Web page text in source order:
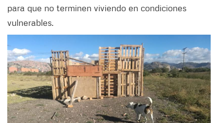
para que no terminen viviendo en condiciones
vulnerables.